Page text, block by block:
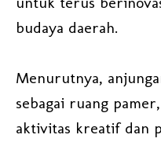
budaya daerah.
Menurutnya,
sebagai ruang
aktivitas kreatif dan